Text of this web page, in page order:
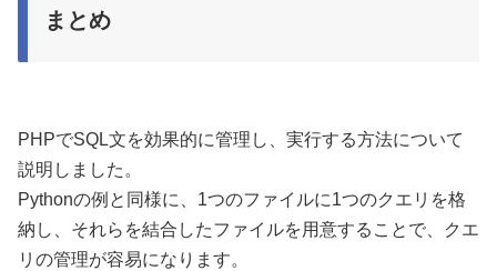
まとめ
PHPでSQL文を効果的に管理し、実行する方法について
説明しました。
Pythonの例と同様に、1つのファイルに1つのクエリを格
納し、それらを結合したファイルを用意することで、クエ
リの管理が容易になります。